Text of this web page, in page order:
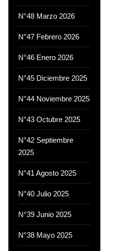
N°48 Marzo 2026
N°47 Febrero 2026
N°46 Enero 2026
N°45 Diciembre 2025
N°44 Noviembre 2025
N°43 Octubre 2025
N°42 Septiembre
2025
N°41 Agosto 2025
N°40 Julio 2025
N°39 Junio 2025
N°38 Mayo 2025